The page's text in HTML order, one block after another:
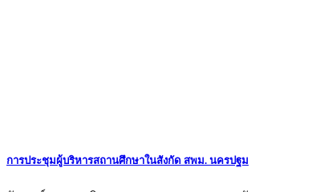
การประชุมผู้บริหารสถานศึกษาในสังกัด สพม. นครปฐม